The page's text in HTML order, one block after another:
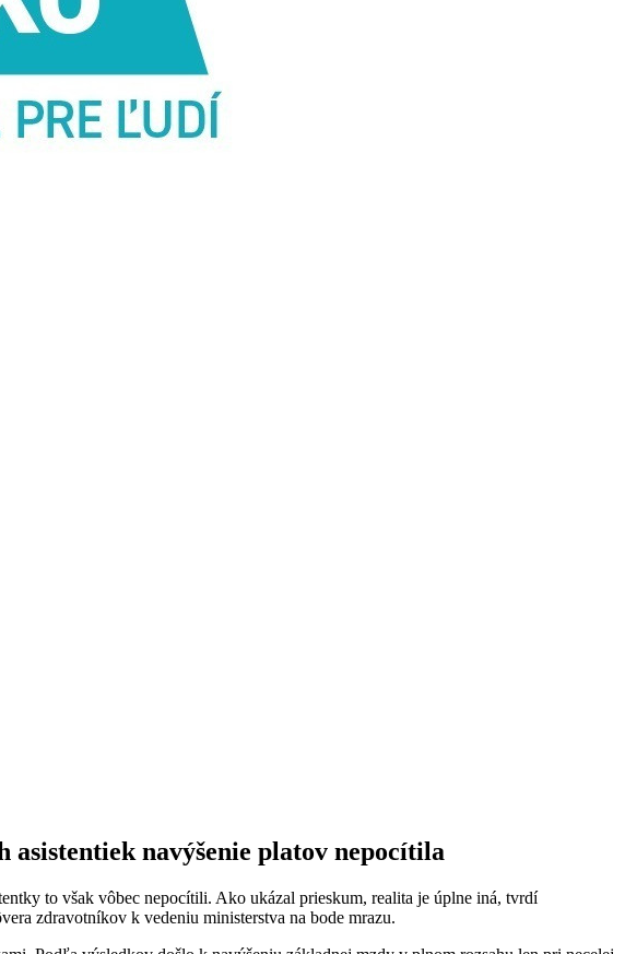
navýšenie platov nepocítila
to však vôbec nepocítili. Ako ukázal prieskum, realita je úplne iná, tvrdí
zdravotníkov k vedeniu ministerstva na bode mrazu.